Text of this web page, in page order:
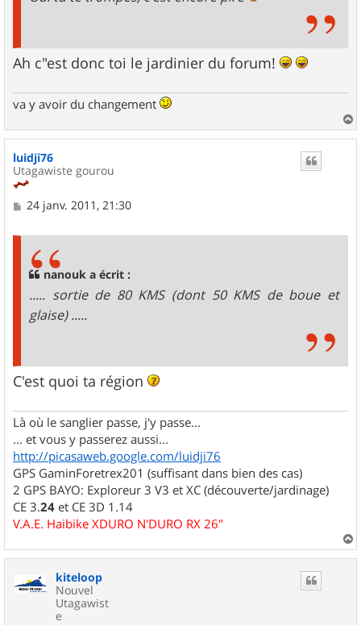
Ah c"est donc toi le jardinier du forum!
va y avoir du changement
a
luidji76
Utagawiste gourou
M
24 janv. 2011, 21:30
nanouk a écrit :
..... sortie de 80 KMS (dont 50 KMS de boue et
glaise) .....
C'est quoi ta région
Là où le sanglier passe, j'y passe...
... et vous y passerez aussi...
http://picasaweb.google.com/luidji76
GPS GaminForetrex201 (suffisant dans bien des cas)
2 GPS BAYO: Exploreur 3 V3 et XC (découverte/jardinage)
CE 3.24 et CE 3D 1.14
V.A.E. Haibike XDURO N'DURO RX 26"
a
kiteloop
Nouvel
Utagawist
e